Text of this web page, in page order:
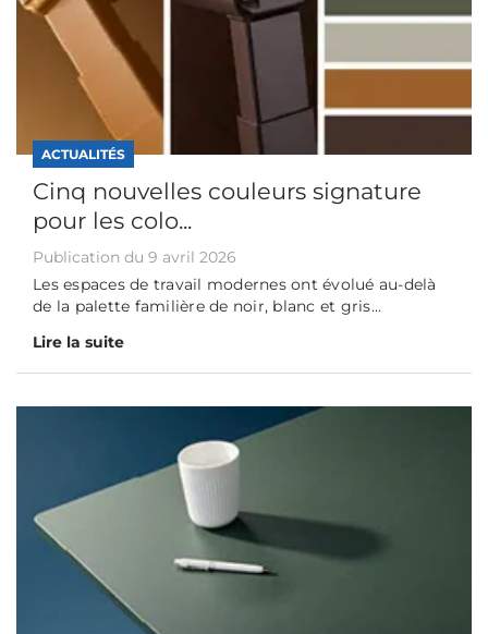
ACTUALITÉS
Cinq nouvelles couleurs signature
pour les colo...
Publication du 9 avril 2026
Les espaces de travail modernes ont évolué au-delà
de la palette familière de noir, blanc et gris...
Lire la suite